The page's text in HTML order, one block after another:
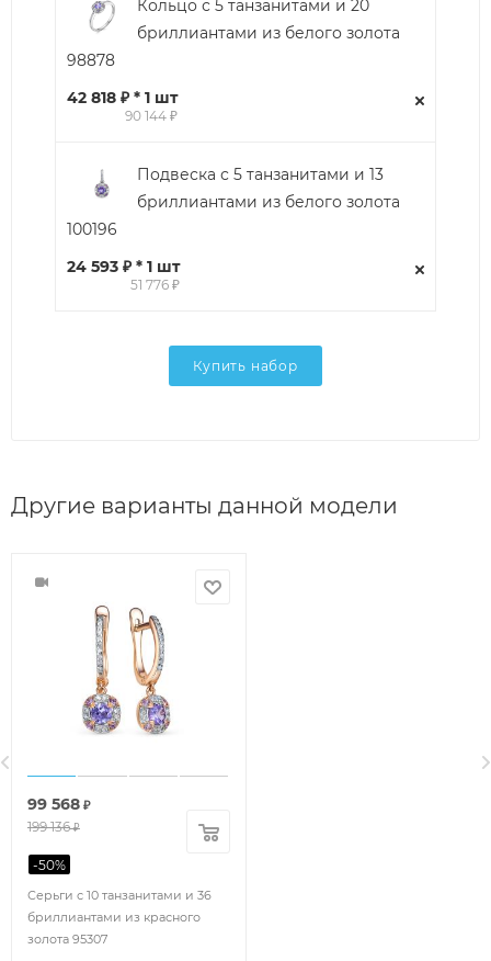
Кольцо с 5 танзанитами и 20
бриллиантами из белого золота
98878
42 818 ₽ * 1 шт
90 144 ₽
Подвеска с 5 танзанитами и 13
бриллиантами из белого золота
100196
24 593 ₽ * 1 шт
51 776 ₽
Купить набор
Другие варианты данной модели
Серьги с 10 танзанитами и 36
бриллиантами из красного
золота 95307
99 568 ₽
199 136₽
-50%